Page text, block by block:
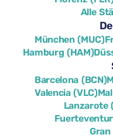
Alle
München (MUC)
Hamburg (HAM)
Barcelona (BCN)
Valencia (VLC)
Lanzarote
Gran